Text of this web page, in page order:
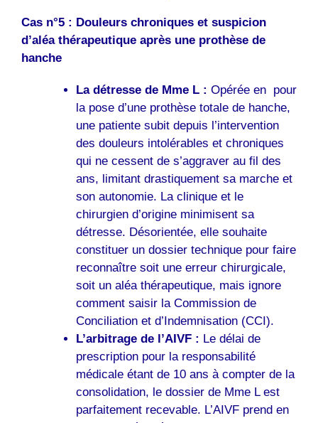
Cas n°5 : Douleurs chroniques et suspicion
d’aléa thérapeutique après une prothèse de
hanche
La détresse de Mme L : Opérée en pour
la pose d’une prothèse totale de hanche,
une patiente subit depuis l’intervention
des douleurs intolérables et chroniques
qui ne cessent de s’aggraver au fil des
ans, limitant drastiquement sa marche et
son autonomie. La clinique et le
chirurgien d’origine minimisent sa
détresse. Désorientée, elle souhaite
constituer un dossier technique pour faire
reconnaître soit une erreur chirurgicale,
soit un aléa thérapeutique, mais ignore
comment saisir la Commission de
Conciliation et d’Indemnisation (CCI).
L’arbitrage de l’AIVF : Le délai de
prescription pour la responsabilité
médicale étant de 10 ans à compter de la
consolidation, le dossier de Mme L est
parfaitement recevable. L’AIVF prend en